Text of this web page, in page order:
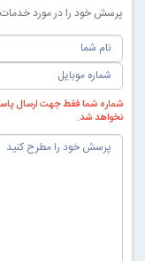
پرسش خود را در مورد خدمات
شماره شما فقط جهت ارسال
نخواهد شد.